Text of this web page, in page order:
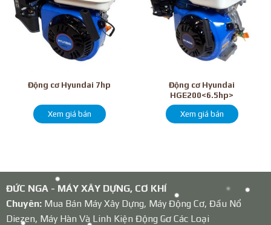
Động cơ Hyundai 7hp
Xem giá bán
Động cơ Hyundai
HGE200<6.5hp>
Xem giá bán
ĐỨC NGA - MÁY XÂY DỰNG, CƠ KHÍ
Chuyên:Mua Bán Máy Xây Dựng, Máy Động Cơ, Đầu Nổ
Diezen, Máy Hàn Và Linh Kiện Động Cơ Các Loại